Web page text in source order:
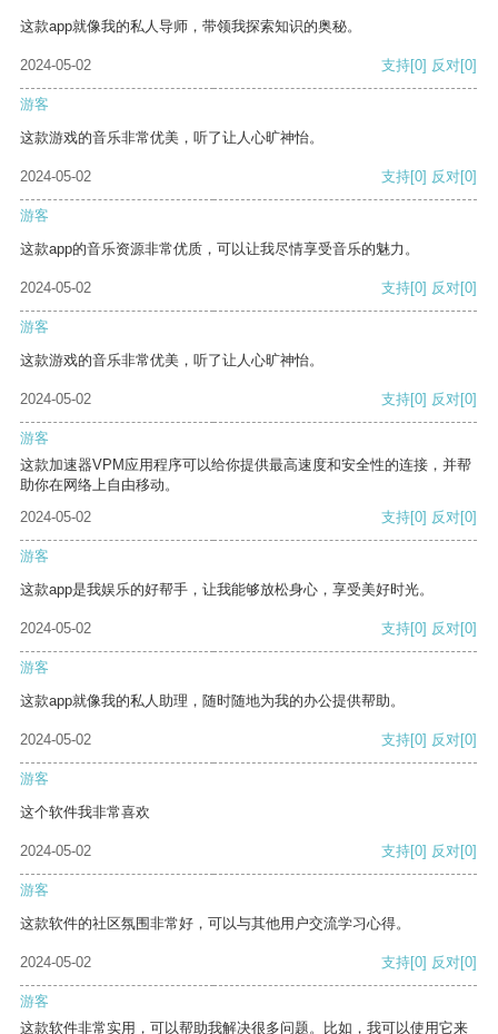
这款app就像我的私人导师，带领我探索知识的奥秘。
2024-05-02 支持[0] 反对[0]
游客
这款游戏的音乐非常优美，听了让人心旷神怡。
2024-05-02 支持[0] 反对[0]
游客
这款app的音乐资源非常优质，可以让我尽情享受音乐的魅力。
2024-05-02 支持[0] 反对[0]
游客
这款游戏的音乐非常优美，听了让人心旷神怡。
2024-05-02 支持[0] 反对[0]
游客
这款加速器VPM应用程序可以给你提供最高速度和安全性的连接，并帮
助你在网络上自由移动。
2024-05-02
支持[0] 反对[0]
游客
这款app是我娱乐的好帮手，让我能够放松身心，享受美好时光。
2024-05-02 支持[0] 反对[0]
游客
这款app就像我的私人助理，随时随地为我的办公提供帮助。
2024-05-02 支持[0] 反对[0]
游客
这个软件我非常喜欢
2024-05-02 支持[0] 反对[0]
游客
这款软件的社区氛围非常好，可以与其他用户交流学习心得。
2024-05-02 支持[0] 反对[0]
游客
这款软件非常实用，可以帮助我解决很多问题。比如，我可以使用它来